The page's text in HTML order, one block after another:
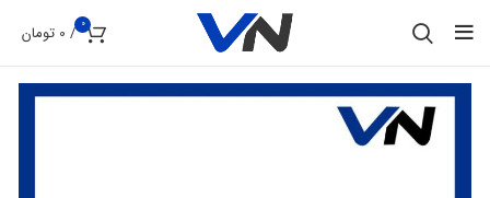
0
/
0 تومان